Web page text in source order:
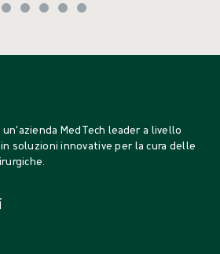
MedTech leader a livello
soluzioni innovative per la cura delle